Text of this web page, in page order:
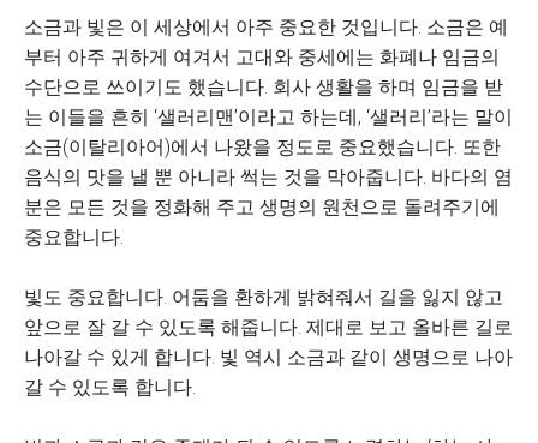
소금과 빛은 이 세상에서 아주 중요한 것입니다. 소금은 예
부터 아주 귀하게 여겨서 고대와 중세에는 화폐나 임금의
수단으로 쓰이기도 했습니다. 회사 생활을 하며 임금을 받
는 이들을 흔히 ‘샐러리맨’이라고 하는데, ‘샐러리’라는 말이
소금(이탈리아어)에서 나왔을 정도로 중요했습니다. 또한
음식의 맛을 낼 뿐 아니라 썩는 것을 막아줍니다. 바다의 염
분은 모든 것을 정화해 주고 생명의 원천으로 돌려주기에
중요합니다.
빛도 중요합니다. 어둠을 환하게 밝혀줘서 길을 잃지 않고
앞으로 잘 갈 수 있도록 해줍니다. 제대로 보고 올바른 길로
나아갈 수 있게 합니다. 빛 역시 소금과 같이 생명으로 나아
갈 수 있도록 합니다.